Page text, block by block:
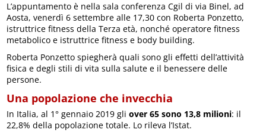
L’appuntamento è nella sala conferenza Cgil di via Binel, ad
Aosta, venerdì 6 settembre alle 17,30 con Roberta Ponzetto,
istruttrice fitness della Terza età, nonché operatore fitness
metabolico e istruttrice fitness e body building.
Roberta Ponzetto spiegherà quali sono gli effetti dell’attività
fisica e degli stili di vita sulla salute e il benessere delle
persone.
Una popolazione che invecchia
In Italia, al 1° gennaio 2019 gliover 65 sono 13,8 milioni: il
22,8% della popolazione totale. Lo rileva l’Istat.